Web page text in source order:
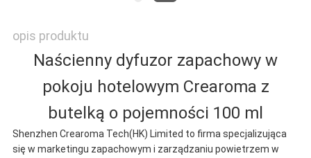
JAKOŚCI
SKONTAKTUJ
SIĘ
opis produktu
Naścienny dyfuzor zapachowy w
pokoju hotelowym Crearoma z
butelką o pojemności 100 ml
Shenzhen Crearoma Tech(HK) Limited to firma specjalizująca
się w marketingu zapachowym i zarządzaniu powietrzem w